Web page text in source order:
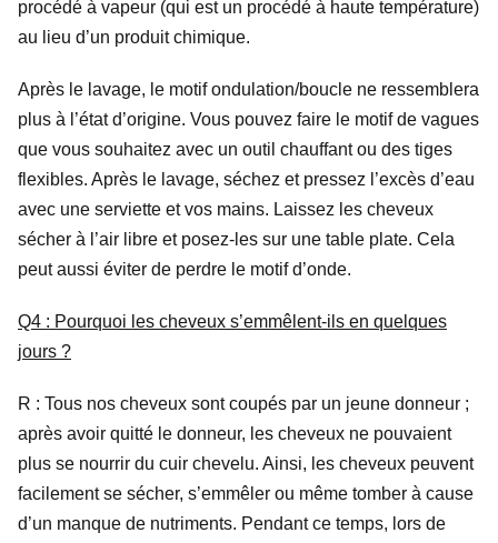
procédé à vapeur (qui est un procédé à haute température)
au lieu d’un produit chimique.
Après le lavage, le motif ondulation/boucle ne ressemblera
plus à l’état d’origine. Vous pouvez faire le motif de vagues
que vous souhaitez avec un outil chauffant ou des tiges
flexibles. Après le lavage, séchez et pressez l’excès d’eau
avec une serviette et vos mains. Laissez les cheveux
sécher à l’air libre et posez-les sur une table plate. Cela
peut aussi éviter de perdre le motif d’onde.
Q4 : Pourquoi les cheveux s’emmêlent-ils en quelques
jours ?
R : Tous nos cheveux sont coupés par un jeune donneur ;
après avoir quitté le donneur, les cheveux ne pouvaient
plus se nourrir du cuir chevelu. Ainsi, les cheveux peuvent
facilement se sécher, s’emmêler ou même tomber à cause
d’un manque de nutriments. Pendant ce temps, lors de